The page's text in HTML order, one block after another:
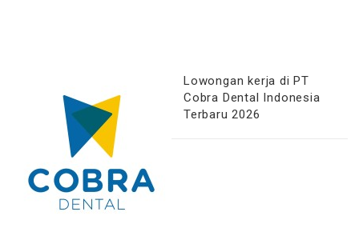
Lowongan kerja di PT
Cobra Dental Indonesia
Terbaru 2026